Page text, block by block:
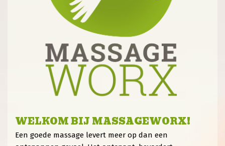
WELKOM BIJ MASSAGEWORX!
Een goede massage levert meer op dan een